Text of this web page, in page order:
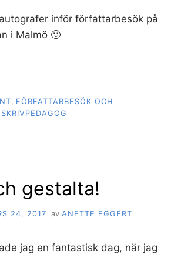
inför författarbesök på
i Malmö 🙂
, FÖRFATTARBESÖK OCH
SKRIVPEDAGOG
gestalta!
24, 2017 av ANETTE EGGERT
jag en fantastisk dag, när jag